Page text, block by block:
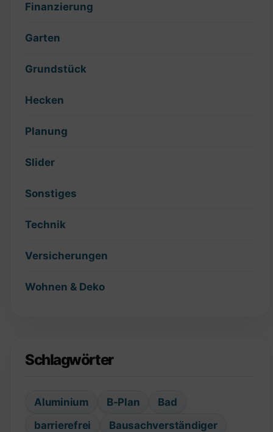
Finanzierung
Garten
Grundstück
Hecken
Planung
Slider
Sonstiges
Technik
Versicherungen
Wohnen & Deko
Schlagwörter
Aluminium B-Plan
Bad
barrierefrei
Bausachverständiger